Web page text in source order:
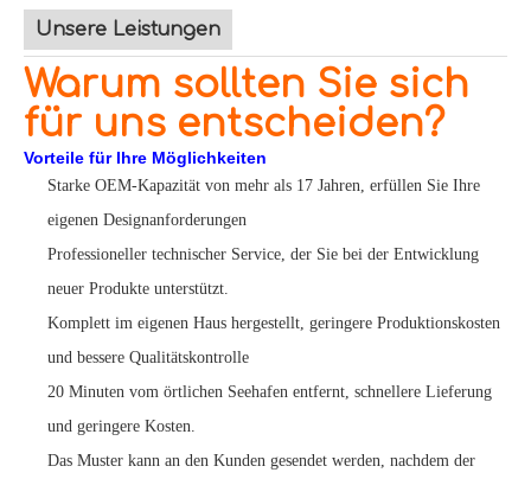
Unsere Leistungen
Warum sollten Sie sich
für uns entscheiden?
Vorteile für Ihre Möglichkeiten
Starke OEM-Kapazität von mehr als 17 Jahren, erfüllen Sie Ihre
eigenen Designanforderungen
Professioneller technischer Service, der Sie bei der Entwicklung
neuer Produkte unterstützt.
Komplett im eigenen Haus hergestellt, geringere Produktionskosten
und bessere Qualitätskontrolle
20 Minuten vom örtlichen Seehafen entfernt, schnellere Lieferung
und geringere Kosten.
Das Muster kann an den Kunden gesendet werden, nachdem der